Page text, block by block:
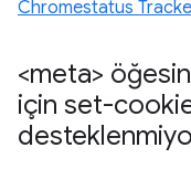
Chromestatus
<meta>
için set-